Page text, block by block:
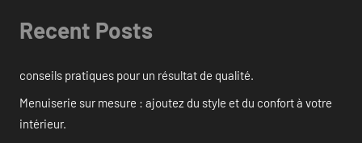
Recent Posts
conseils pratiques pour un résultat de qualité.
Menuiserie sur mesure : ajoutez du style et du confort à votre
intérieur.